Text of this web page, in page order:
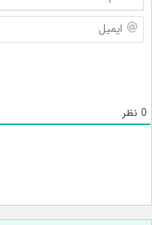
0 نظر